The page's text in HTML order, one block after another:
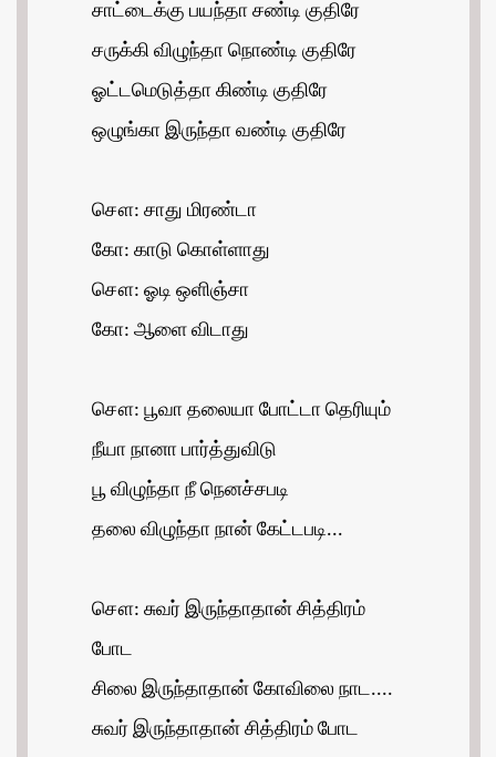
சாட்டைக்கு பயந்தா சண்டி குதிரே
சருக்கி விழுந்தா நொண்டி குதிரே
ஓட்டமெடுத்தா கிண்டி குதிரே
ஒழுங்கா இருந்தா வண்டி குதிரே
சௌ: சாது மிரண்டா
கோ: காடு கொள்ளாது
சௌ: ஓடி ஒளிஞ்சா
கோ: ஆளை விடாது
சௌ: பூவா தலையா போட்டா தெரியும்
நீயா நானா பார்த்துவிடு
பூ விழுந்தா நீ நெனச்சபடி
தலை விழுந்தா நான் கேட்டபடி...
சௌ: சுவர் இருந்தாதான் சித்திரம்
போட
சிலை இருந்தாதான் கோவிலை நாட....
சுவர் இருந்தாதான் சித்திரம் போட